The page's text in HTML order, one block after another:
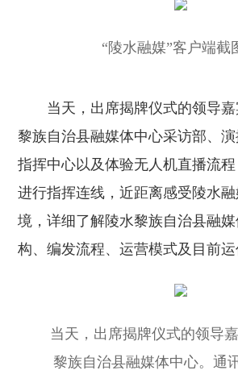
“陵水融媒”客户端截
当天，出席揭牌仪式的领导
黎族自治县融媒体中心采访部、
指挥中心以及体验无人机直播流
进行指挥连线，近距离感受陵水
境，详细了解陵水黎族自治县融
构、编发流程、运营模式及目前运
当天，出席揭牌仪式的领导
黎族自治县融媒体中心。通